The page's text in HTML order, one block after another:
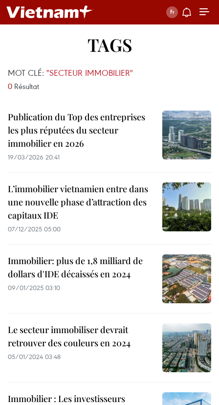
TAGS
MOT CLÉ: "SECTEUR IMMOBILIER"
0 Résultat
Publication du Top des entreprises
les plus réputées du secteur
immobilier en 2026
19/03/2026 20:41
L’immobilier vietnamien entre dans
une nouvelle phase d’attraction des
capitaux IDE
07/12/2025 05:00
Immobilier: plus de 1,8 milliard de
dollars d'IDE décaissés en 2024
09/01/2025 03:10
Le secteur immobiliser devrait
retrouver des couleurs en 2024
05/01/2024 03:48
Immobilier : Les investisseurs